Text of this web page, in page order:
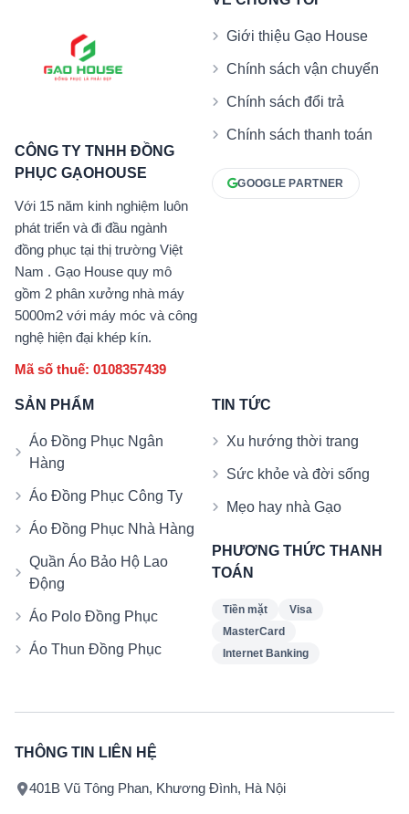
CÔNG TY TNHH ĐỒNG
PHỤC GẠOHOUSE
Với 15 năm kinh nghiệm luôn
phát triển và đi đầu ngành
đồng phục tại thị trường Việt
Nam . Gạo House quy mô
gồm 2 phân xưởng nhà máy
5000m2 với máy móc và công
nghệ hiện đại khép kín.
Mã số thuế: 0108357439
Giới thiệu Gạo House
Chính sách vận chuyển
Chính sách đổi trả
Chính sách thanh toán
GOOGLE PARTNER
SẢN PHẨM
Áo Đồng Phục Ngân
Hàng
Áo Đồng Phục Công Ty
Áo Đồng Phục Nhà Hàng
Quần Áo Bảo Hộ Lao
Động
Áo Polo Đồng Phục
Áo Thun Đồng Phục
TIN TỨC
Xu hướng thời trang
Sức khỏe và đời sống
Mẹo hay nhà Gạo
PHƯƠNG THỨC THANH
TOÁN
Tiền mặt
Visa
MasterCard
Internet Banking
THÔNG TIN LIÊN HỆ
401B Vũ Tông Phan, Khương Đình, Hà Nội